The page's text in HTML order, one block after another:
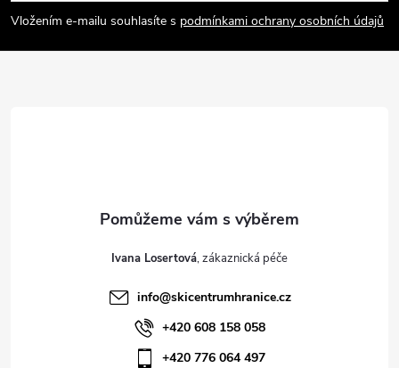
Vložením e-mailu souhlasíte s podmínkami ochrany osobních údajů
Ivana Losertová
info@skicentrumhranice.cz
+420 608 158 058
+420 776 064 497